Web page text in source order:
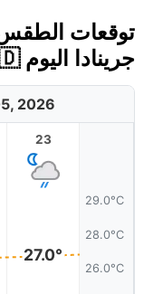
جرينادا اليوم 🇬🇩
2026
29.0°C
28.0°C
26.0°C
23
27.0°